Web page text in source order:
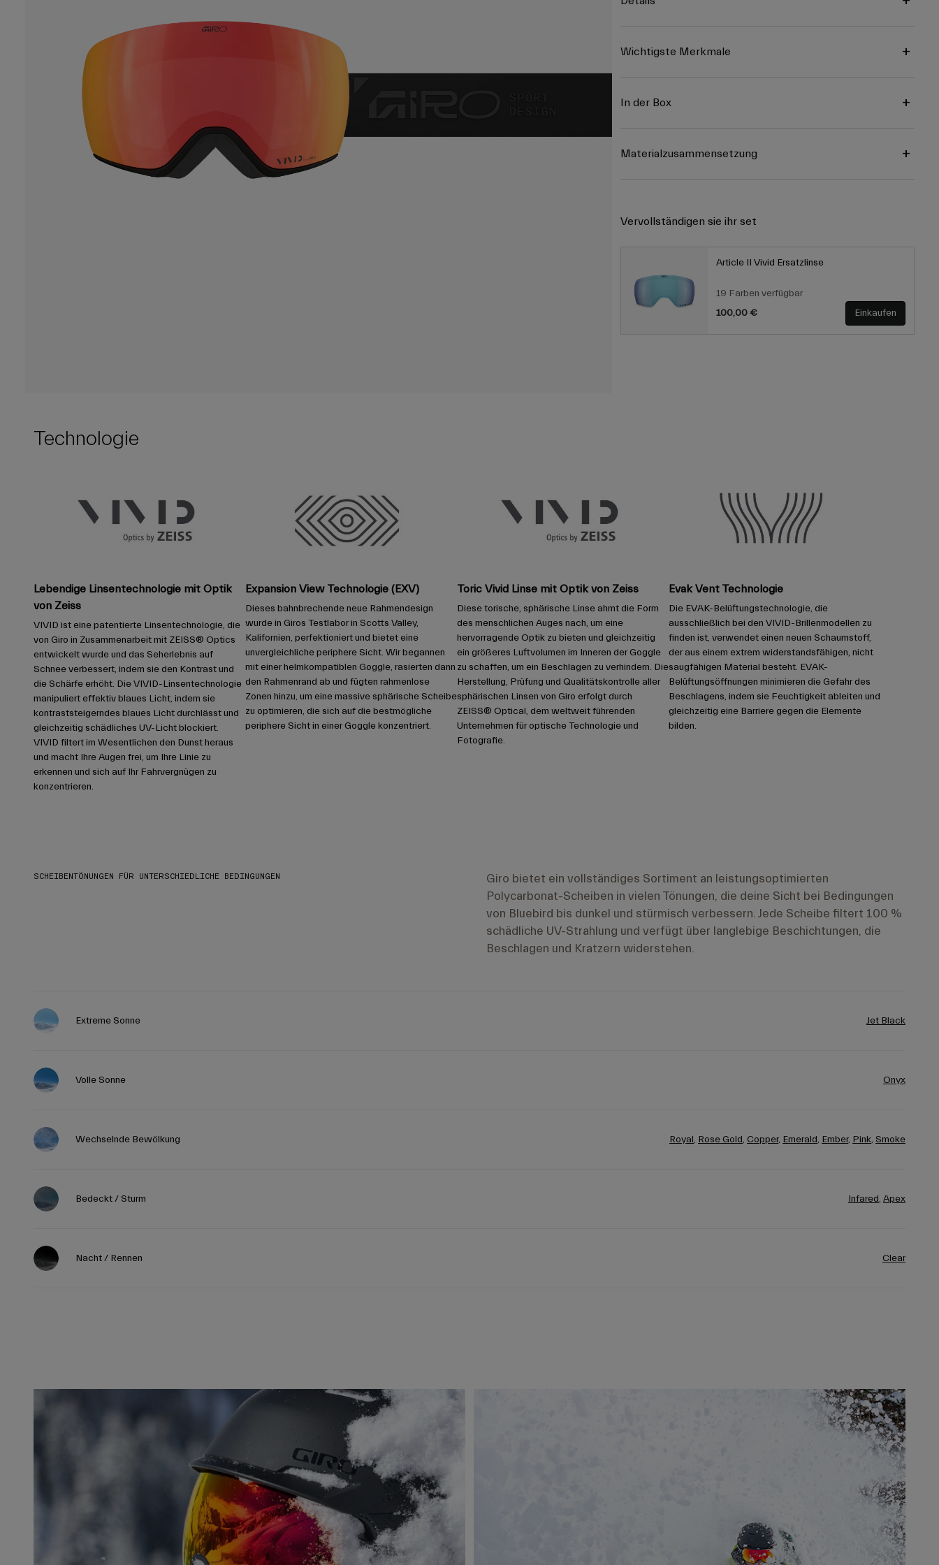
Wichtigste Merkmale
In der Box
Materialzusammensetzung
Vervollständigen sie ihr set
Article II Vivid Ersatzlinse
19 Farben verfügbar
100,00 €
Einkaufen
Technologie
Lebendige Linsentechnologie mit Optik
von Zeiss
VIVID ist eine patentierte Linsentechnologie, die
von Giro in Zusammenarbeit mit ZEISS® Optics
entwickelt wurde und das Seherlebnis auf
Schnee verbessert, indem sie den Kontrast und
die Schärfe erhöht. Die VIVID-Linsentechnologie
manipuliert effektiv blaues Licht, indem sie
kontraststeigerndes blaues Licht durchlässt und
gleichzeitig schädliches UV-Licht blockiert.
VIVID filtert im Wesentlichen den Dunst heraus
und macht Ihre Augen frei, um Ihre Linie zu
erkennen und sich auf Ihr Fahrvergnügen zu
konzentrieren.
Expansion View Technologie (EXV)
Dieses bahnbrechende neue Rahmendesign
wurde in Giros Testlabor in Scotts Valley,
Kalifornien, perfektioniert und bietet eine
unvergleichliche periphere Sicht. Wir begannen
mit einer helmkompatiblen Goggle, rasierten dann
den Rahmenrand ab und fügten rahmenlose
Zonen hinzu, um eine massive sphärische Scheibe
zu optimieren, die sich auf die bestmögliche
periphere Sicht in einer Goggle konzentriert.
Toric Vivid Linse mit Optik von Zeiss
Diese torische, sphärische Linse ahmt die Form
des menschlichen Auges nach, um eine
hervorragende Optik zu bieten und gleichzeitig
ein größeres Luftvolumen im Inneren der Goggle
zu schaffen, um ein Beschlagen zu verhindern. Die
Herstellung, Prüfung und Qualitätskontrolle aller
sphärischen Linsen von Giro erfolgt durch
ZEISS® Optical, dem weltweit führenden
Unternehmen für optische Technologie und
Fotografie.
Evak Vent Technologie
Die EVAK-Belüftungstechnologie, die
ausschließlich bei den VIVID-Brillenmodellen zu
finden ist, verwendet einen neuen Schaumstoff,
der aus einem extrem widerstandsfähigen, nicht
saugfähigen Material besteht. EVAK-
Belüftungsöffnungen minimieren die Gefahr des
Beschlagens, indem sie Feuchtigkeit ableiten und
gleichzeitig eine Barriere gegen die Elemente
bilden.
SCHEIBENTÖNUNGEN FÜR UNTERSCHIEDLICHE BEDINGUNGEN
Giro bietet ein vollständiges Sortiment an leistungsoptimierten
Polycarbonat-Scheiben in vielen Tönungen, die deine Sicht bei Bedingungen
von Bluebird bis dunkel und stürmisch verbessern. Jede Scheibe filtert 100 %
schädliche UV-Strahlung und verfügt über langlebige Beschichtungen, die
Beschlagen und Kratzern widerstehen.
Extreme Sonne Jet Black
Volle Sonne Onyx
Wechselnde Bewölkung Royal, Rose Gold, Copper, Emerald, Ember, Pink, Smoke
Bedeckt / Sturm Infared, Apex
Nacht / Rennen Clear